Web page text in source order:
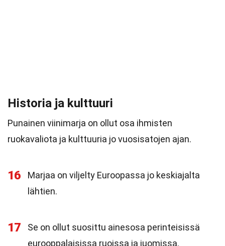
Historia ja kulttuuri
Punainen viinimarja on ollut osa ihmisten
ruokavaliota ja kulttuuria jo vuosisatojen ajan.
16
Marjaa on viljelty Euroopassa jo keskiajalta
lähtien.
17
Se on ollut suosittu ainesosa perinteisissä
eurooppalaisissa ruoissa ja juomissa.